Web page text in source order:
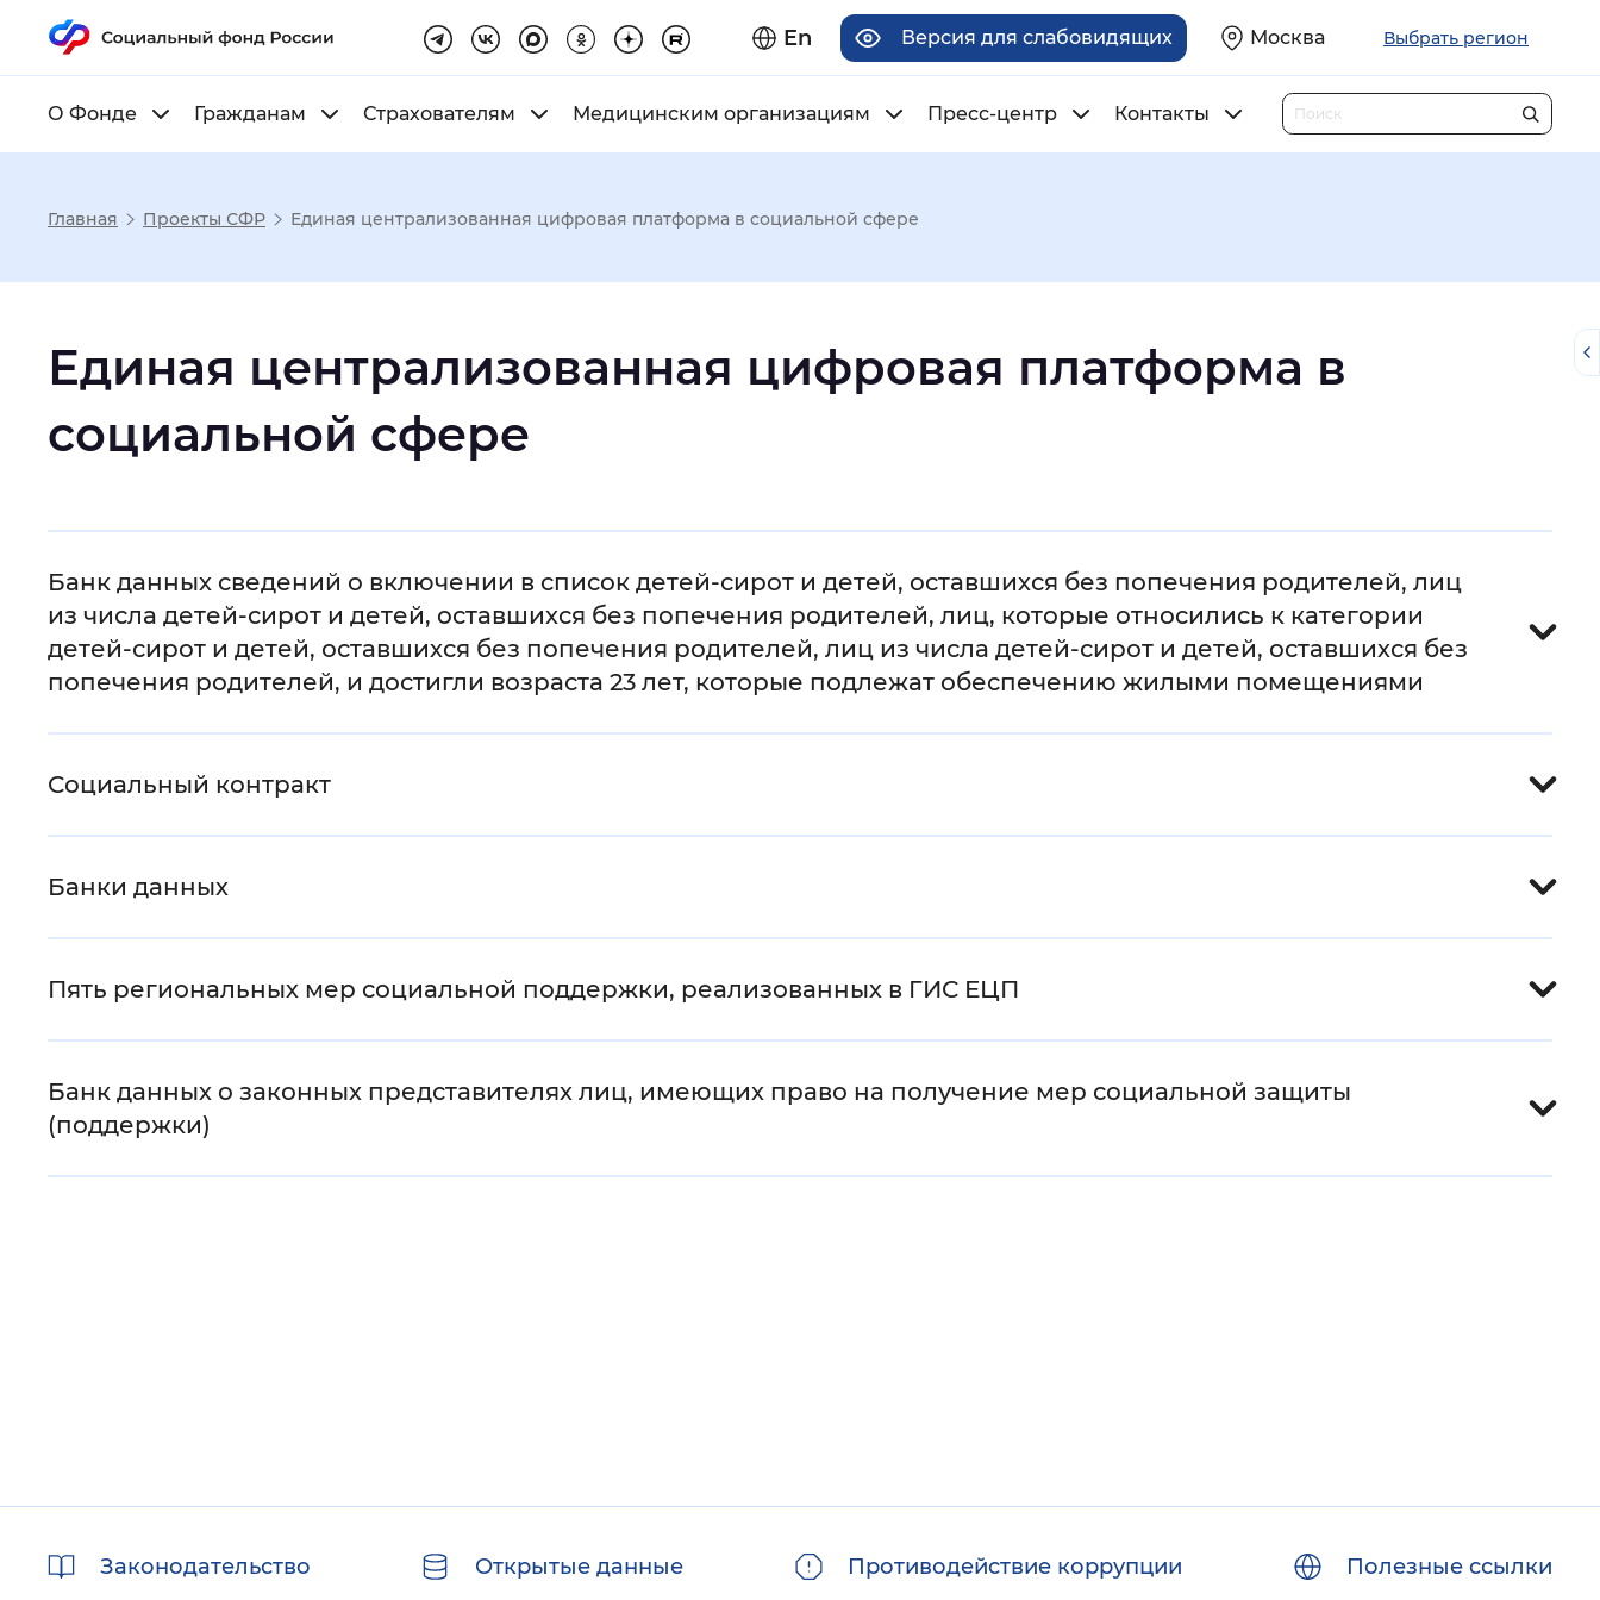
En Версия для слабовидящих Москва Выбрать регион
О Фонде Гражданам Страхователям Медицинским организациям Пресс-центр Контакты
Настройка режима отображения
Размер шрифта: Стандартный Увеличенный Крупный
Шрифт: Без засечек С засечками
Цвет сайта: Монохромный Инверсивный монохромный Синий фон
Изображения: Включены Выключены
Звуковой ассистент: Воспроизвести Остановить Повторить
Вернуть стандартные настройки
Главная Проекты СФР Единая централизованная цифровая платформа в социальной сфере
Единая централизованная цифровая платформа в
социальной сфере
Банк данных сведений о включении в список детей-сирот и детей, оставшихся без попечения родителей, лиц
из числа детей-сирот и детей, оставшихся без попечения родителей, лиц, которые относились к категории
детей-сирот и детей, оставшихся без попечения родителей, лиц из числа детей-сирот и детей, оставшихся без
попечения родителей, и достигли возраста 23 лет, которые подлежат обеспечению жилыми помещениями
Социальный контракт
Банки данных
Пять региональных мер социальной поддержки, реализованных в ГИС ЕЦП
Банк данных о законных представителях лиц, имеющих право на получение мер социальной защиты
(поддержки)
ссылкиЗаконодательство Открытые данные Противодействие коррупции Полезные ссылки